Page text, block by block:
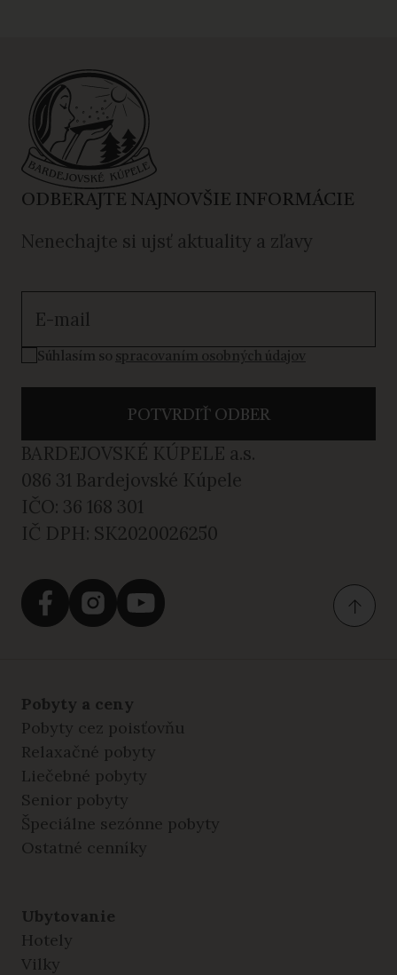
ODBERAJTE NAJNOVŠIE INFORMÁCIE
Nenechajte si ujsť aktuality a zľavy
Súhlasím so spracovaním osobných údajov
Súhlasím so spracovaním osobných údajov
POTVRDIŤ ODBER
BARDEJOVSKÉ KÚPELE a.s.
086 31 Bardejovské Kúpele
IČO: 36 168 301
IČ DPH: SK2020026250
Pobyty a ceny
Pobyty cez poisťovňu
Relaxačné pobyty
Liečebné pobyty
Senior pobyty
Špeciálne sezónne pobyty
Ostatné cenníky
Ubytovanie
Hotely
Vilky